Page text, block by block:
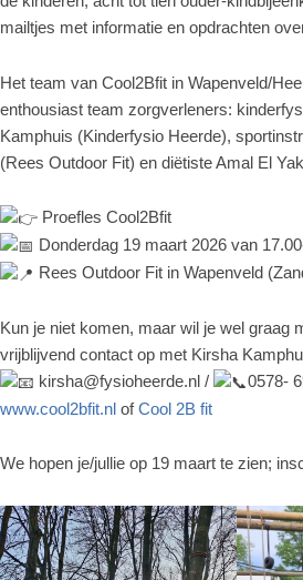
mailtjes met informatie en opdrachten
Het team van Cool2Bfit in Wapenveld/
enthousiast team zorgverleners:
Kamphuis (Kinderfysio Heerde),
(Rees Outdoor Fit) en diëtiste Amal El
Proefles Cool2Bfit
Donderdag 19 maart 2026 van
Rees Outdoor Fit in Wapenveld
Kun je niet komen, maar wil je wel graag
vrijblijvend contact op met Kirsha
kirsha@fysioheerde.nl /
0578-
www.cool2bfit.nl ofCool 2B fit
We hopen je/jullie op 19 maart te zien;